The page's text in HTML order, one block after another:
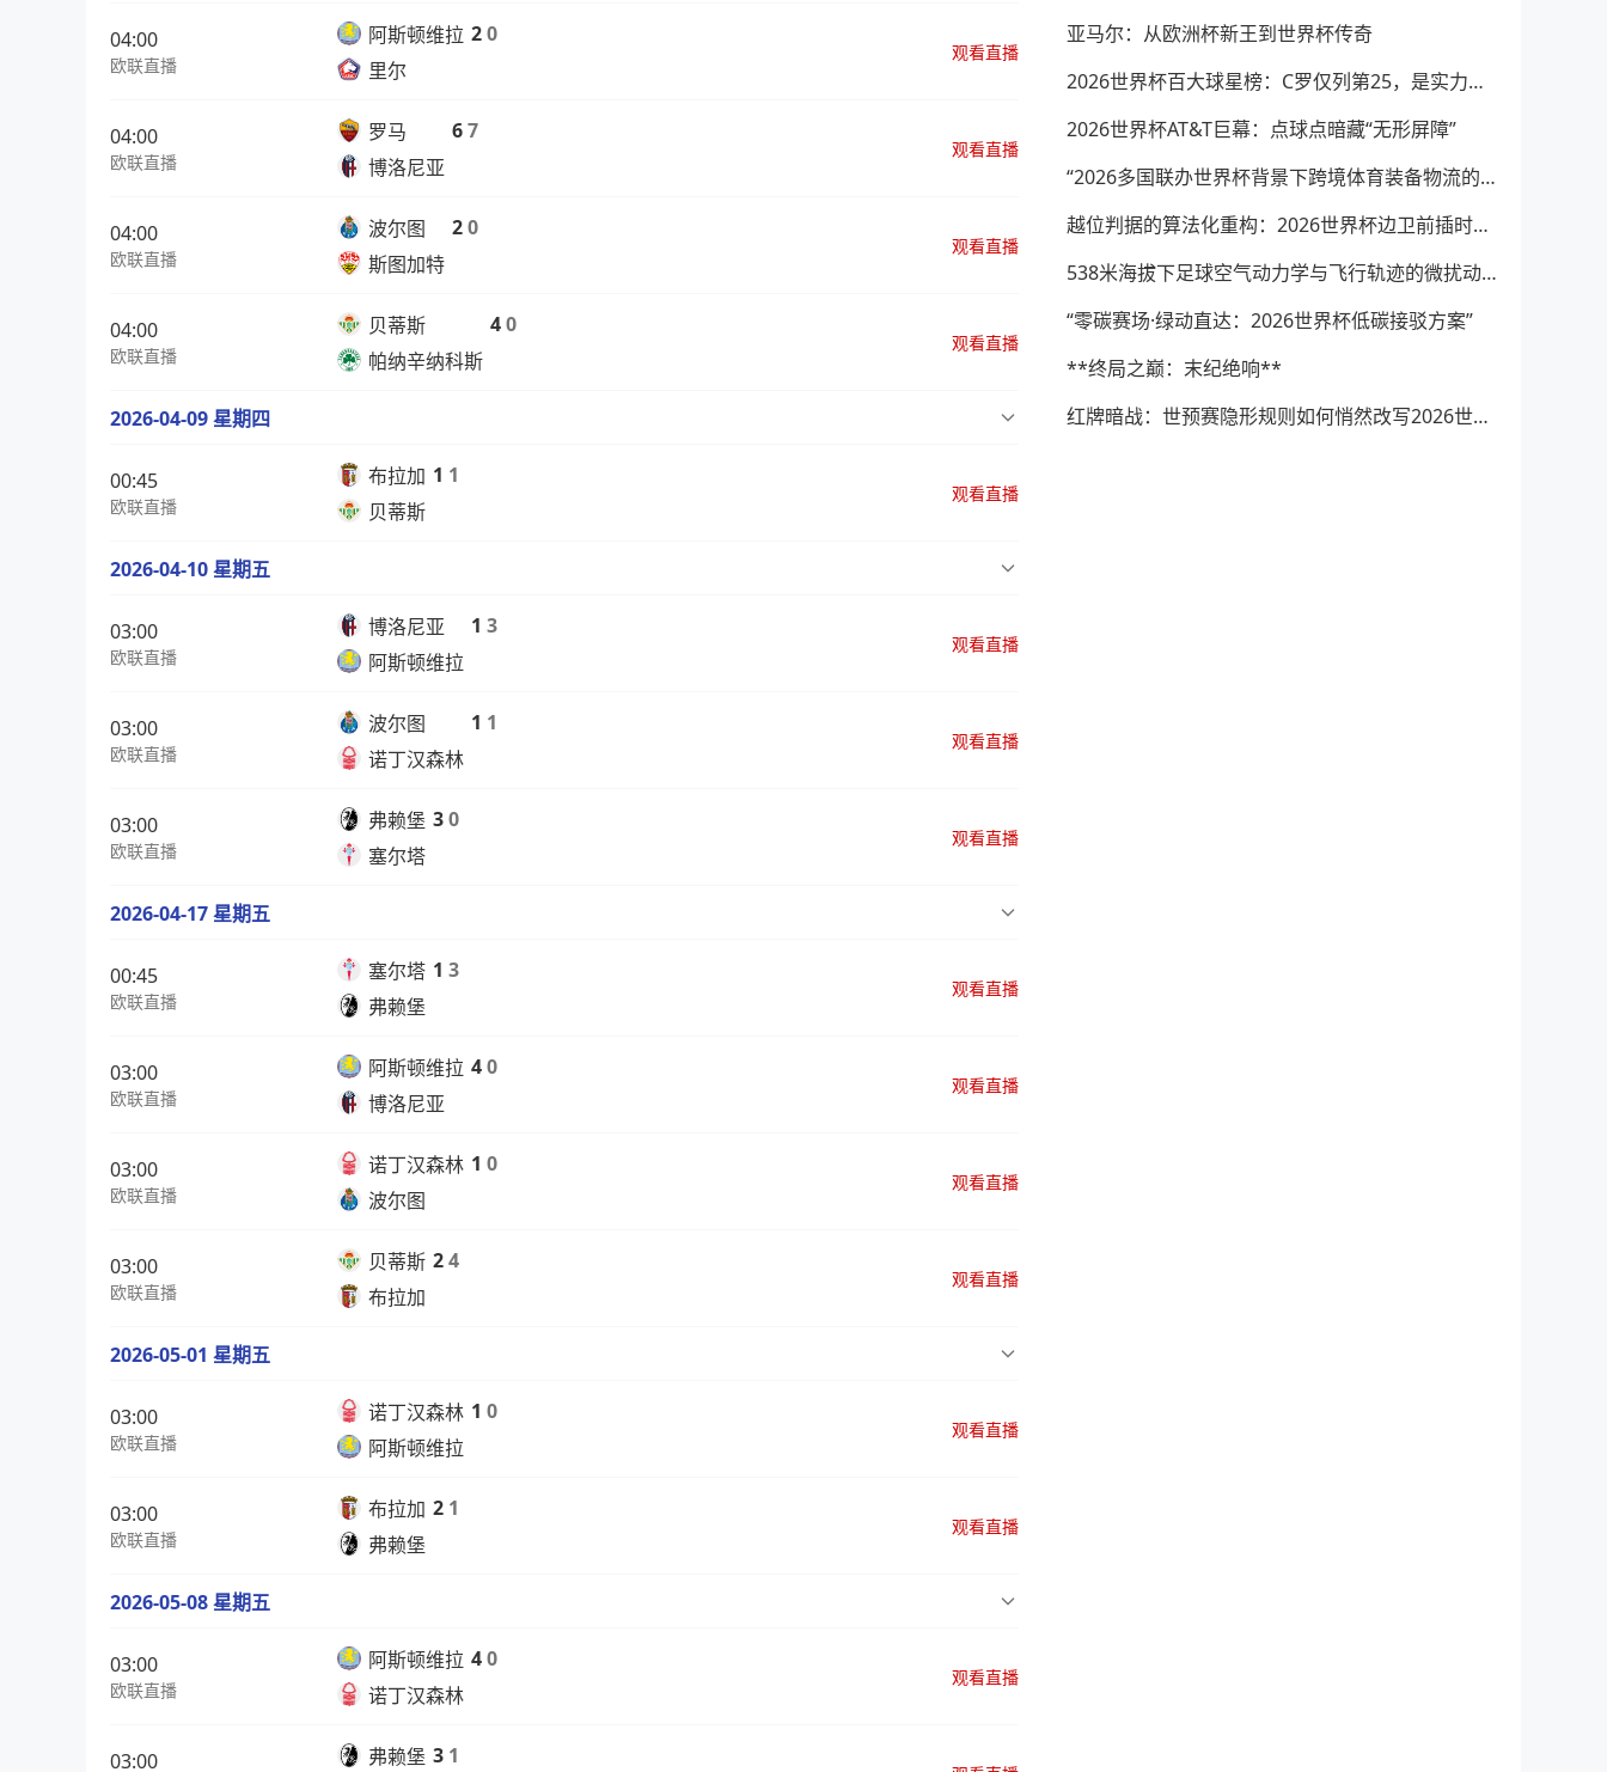
04:00
欧联直播
阿斯顿维拉
里尔
20
观看直播
04:00
欧联直播
罗马
博洛尼亚
67
观看直播
04:00
欧联直播
波尔图
斯图加特
20
观看直播
04:00
欧联直播
贝蒂斯
帕纳辛纳科斯
40
观看直播
2026-04-09 星期四
00:45
欧联直播
布拉加
贝蒂斯
1 1
观看直播
2026-04-10 星期五
03:00
欧联直播
博洛尼亚
阿斯顿维拉
1 3
观看直播
03:00
欧联直播
波尔图
诺丁汉森林
1 1
观看直播
03:00
欧联直播
弗赖堡
塞尔塔
30
观看直播
2026-04-17 星期五
00:45
欧联直播
塞尔塔
弗赖堡
1 3
观看直播
03:00
欧联直播
阿斯顿维拉
博洛尼亚
40
观看直播
03:00
欧联直播
诺丁汉森林
波尔图
1 0
观看直播
03:00
欧联直播
贝蒂斯
布拉加
24
观看直播
2026-05-01 星期五
03:00
欧联直播
诺丁汉森林
阿斯顿维拉
1 0
观看直播
03:00
欧联直播
布拉加
弗赖堡
2 1
观看直播
2026-05-08 星期五
03:00
欧联直播
阿斯顿维拉
诺丁汉森林
40
观看直播
03:00 弗赖堡 3 1
亚马尔：从欧洲杯新王到世界杯传奇
2026世界杯百大球星榜：C罗仅列第25，是实力下降还是榜单缺乏公信力？
2026世界杯AT&T巨幕：点球点暗藏“无形屏障”
“2026多国联办世界杯背景下跨境体育装备物流的效能障碍与系统性提升路径”
越位判据的算法化重构：2026世界杯边卫前插时机与裁判科技辅助决策的演进逻辑
538米海拔下足球空气动力学与飞行轨迹的微扰动研究——以2026世界杯BBVA球场为例
“零碳赛场·绿动直达：2026世界杯低碳接驳方案”
**终局之巅：末纪绝响**
红牌暗战：世预赛隐形规则如何悄然改写2026世界杯阵容格局